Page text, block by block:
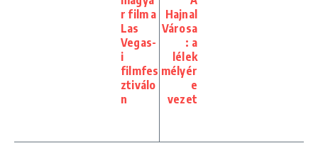
r film a
Las
Vegas-
i
filmfes
ztiválo
n
Hajnal
Városa
: a
lélek
mélyér
e
vezet